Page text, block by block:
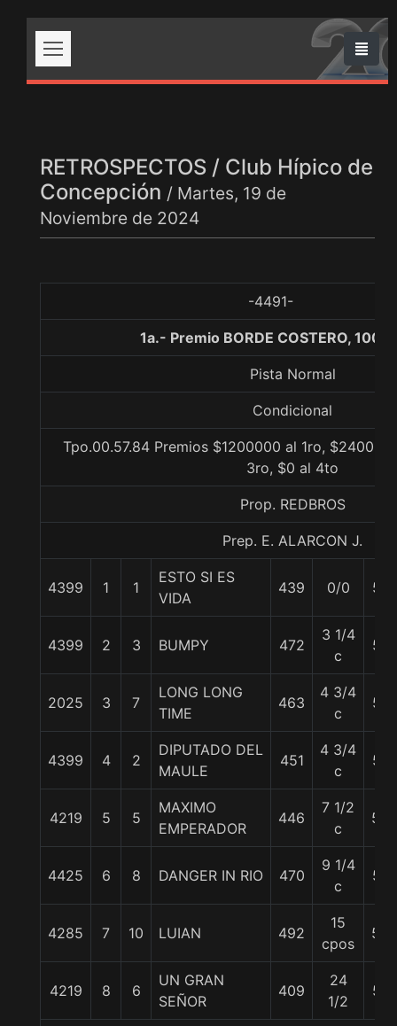
RETROSPECTOS / Club Hípico de
Concepción / Martes, 19 de
Noviembre de 2024
-4491-
1a.- Premio BORDE COSTERO,
Pista Normal
Condicional
Tpo.00.57.84 Premios $1200000 al 1ro,
3ro, $0 al 4to
Prop. REDBROS
Prep. E. ALARCON J.
4399 1 1
ESTO SI ES
VIDA
439 0/0 57
4399 2 3 BUMPY 472
3 1/4
c
57
2025 3 7
LONG LONG
TIME
463
4 3/4
c
57
4399 4 2
DIPUTADO DEL
MAULE
451
4 3/4
c
57
4219 5 5
MAXIMO
EMPERADOR
446
7 1/2
c
53
4425 6 8 DANGER IN RIO 470
9 1/4
c
57
4285 7 10 LUIAN 492
15
cpos
55
4219 8 6
UN GRAN
SEÑOR
409
24
1/2
57